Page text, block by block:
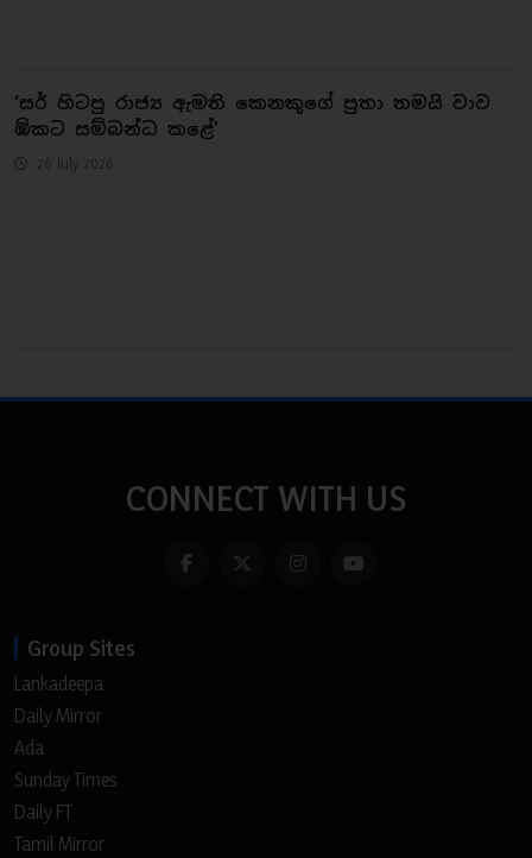
‘සර් හිටපු රාජ්‍ය ඇමති කෙනකුගේ පුතා තමයි වාව
ඹ්කට සම්බන්ධ කළේ’
26 July 2026
CONNECT WITH US
Group Sites
Lankadeepa
Daily Mirror
Ada
Sunday Times
Daily FT
Tamil Mirror